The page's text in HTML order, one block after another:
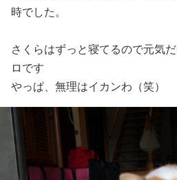
時でした。
さくらはずっと寝てるので元気
ロです
やっぱ、無理はイカンわ（笑）